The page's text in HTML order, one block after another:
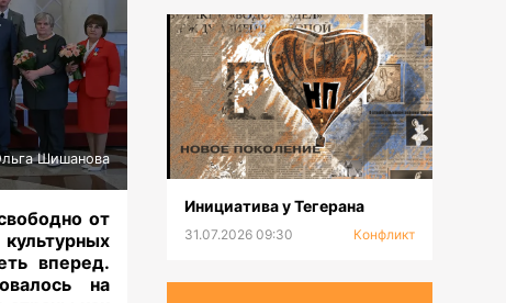
Шишанова
от
вперед.
на
Инициатива у Тегерана
31.07.2026 09:30 Конфликт